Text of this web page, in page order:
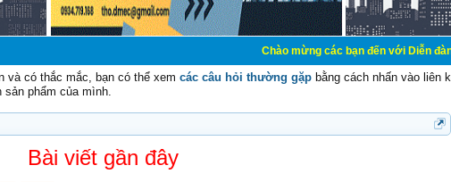
Chào mừng các bạn đến với Diễn đàn Cơ Điện -
và có thắc mắc, bạn có thể xem các câu hỏi thường gặp bằng cách nhấn vào liên
sản phẩm của mình.
Bài viết gần đây